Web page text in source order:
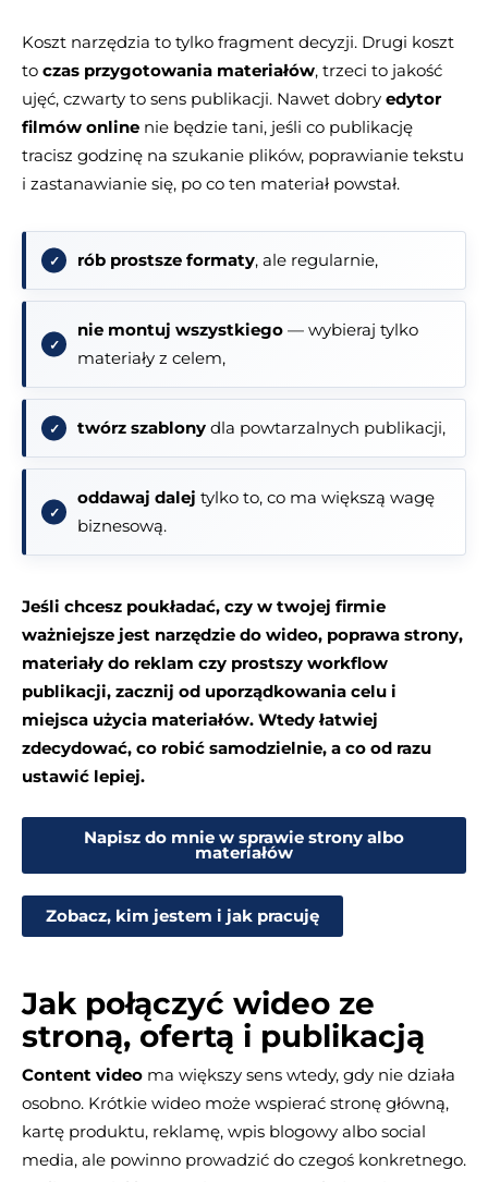
Koszt narzędzia to tylko fragment decyzji. Drugi koszt
to czas przygotowania materiałów, trzeci to jakość
ujęć, czwarty to sens publikacji. Nawet dobry edytor
filmów online nie będzie tani, jeśli co publikację
tracisz godzinę na szukanie plików, poprawianie tekstu
i zastanawianie się, po co ten materiał powstał.
rób prostsze formaty, ale regularnie,
nie montuj wszystkiego — wybieraj tylko
materiały z celem,
twórz szablony dla powtarzalnych publikacji,
oddawaj dalej tylko to, co ma większą wagę
biznesową.
Jeśli chcesz poukładać, czy w twojej firmie
ważniejsze jest narzędzie do wideo, poprawa strony,
materiały do reklam czy prostszy workflow
publikacji, zacznij od uporządkowania celu i
miejsca użycia materiałów. Wtedy łatwiej
zdecydować, co robić samodzielnie, a co od razu
ustawić lepiej.
Napisz do mnie w sprawie strony albo
materiałów
Zobacz, kim jestem i jak pracuję
Jak połączyć wideo ze
stroną, ofertą i publikacją
Content video ma większy sens wtedy, gdy nie działa
osobno. Krótkie wideo może wspierać stronę główną,
kartę produktu, reklamę, wpis blogowy albo social
media, ale powinno prowadzić do czegoś konkretnego.